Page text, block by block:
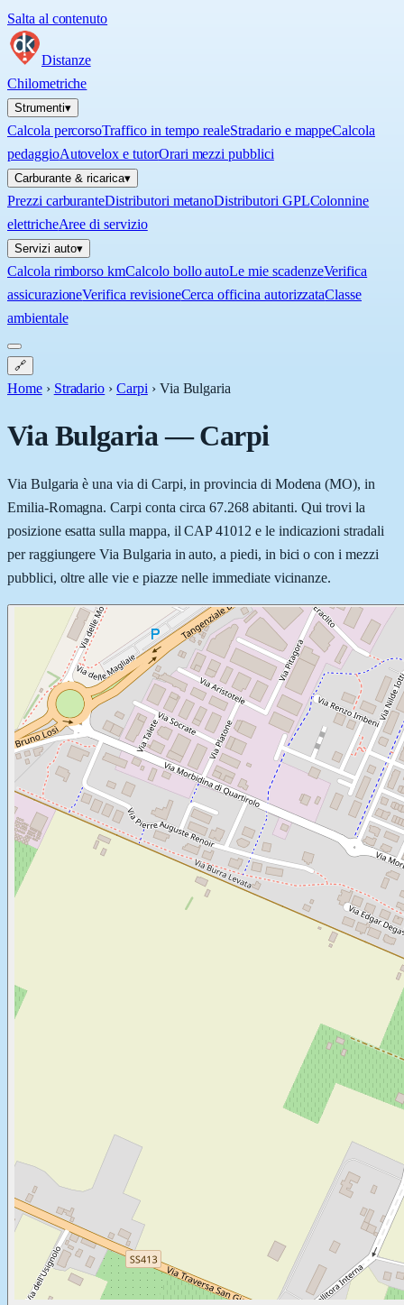
Salta al contenuto
Distanze
Chilometriche
Strumenti▾
Calcola percorsoTraffico in tempo realeStradario e mappeCalcola
pedaggioAutovelox e tutorOrari mezzi pubblici
Carburante & ricarica▾
Prezzi carburanteDistributori metanoDistributori GPLColonnine
elettricheAree di servizio
Servizi auto▾
Calcola rimborso kmCalcolo bollo autoLe mie scadenzeVerifica
assicurazioneVerifica revisioneCerca officina autorizzataClasse
ambientale
🔗
Home › Stradario › Carpi › Via Bulgaria
Via Bulgaria—Carpi
Via Bulgaria è una via di Carpi, in provincia di Modena (MO), in
Emilia-Romagna. Carpi conta circa 67.268 abitanti. Qui trovi la
posizione esatta sulla mappa, il CAP 41012 e le indicazioni stradali
per raggiungere Via Bulgaria in auto, a piedi, in bici o con i mezzi
pubblici, oltre alle vie e piazze nelle immediate vicinanze.